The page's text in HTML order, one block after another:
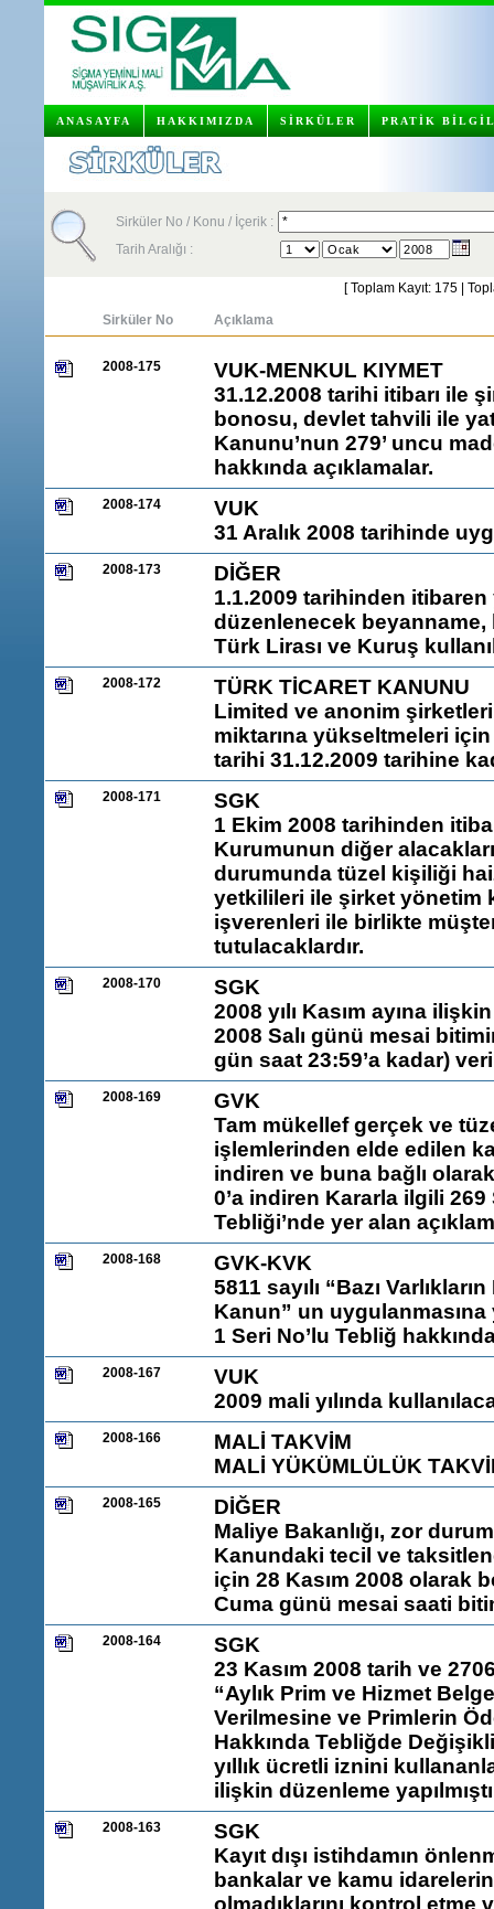
ANASAYFA HAKKIMIZDA SİRKÜLER PRATİK
Sirküler No / Konu / İçerik :
Tarih Aralığı :
[ Toplam Kayıt: 175 |
Sirküler No Açıklama
2008-175
VUK-MENKUL KIYMET
31.12.2008 tarihi itibarı ile
bonosu, devlet tahvili ile
Kanunu’nun 279’ uncu
hakkında açıklamalar.
2008-174
VUK
31 Aralık 2008 tarihinde
2008-173
DİĞER
1.1.2009 tarihinden itibaren
düzenlenecek
Türk Lirası ve Kuruş
2008-172
TÜRK TİCARET KANUNU
Limited ve anonim
miktarına yükseltmeleri
tarihi 31.12.2009 tarihine
2008-171
SGK
1 Ekim 2008 tarihinden
Kurumunun diğer
durumunda tüzel kişiliği
yetkilileri ile şirket yönetim
işverenleri ile birlikte
tutulacaklardır.
2008-170
SGK
2008 yılı Kasım ayına
2008 Salı günü mesai
gün saat 23:59’a kadar)
2008-169
GVK
Tam mükellef gerçek ve
işlemlerinden elde edilen
indiren ve buna bağlı
0’a indiren Kararla ilgili
Tebliği’nde yer alan
2008-168
GVK-KVK
5811 sayılı “Bazı
Kanun” un
1 Seri No’lu Tebliğ
2008-167
VUK
2009 mali yılında
2008-166
MALİ TAKVİM
MALİ YÜKÜMLÜLÜK
2008-165
DİĞER
Maliye Bakanlığı, zor
Kanundaki tecil ve
için 28 Kasım 2008 olarak
Cuma günü mesai saati
2008-164
SGK
23 Kasım 2008 tarih ve
“Aylık Prim ve Hizmet
Verilmesine ve Primlerin
Hakkında Tebliğde
yıllık ücretli iznini
ilişkin düzenleme
2008-163
SGK
Kayıt dışı istihdamın
bankalar ve kamu
olmadıklarını kontrol etme